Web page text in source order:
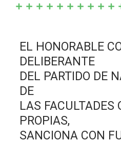
EL HONORABLE
DELIBERANTE
DEL PARTIDO DE
DE
LAS FACULTADES
PROPIAS,
SANCIONA CON